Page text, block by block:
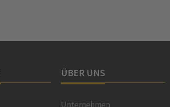
ÜBER UNS
Unternehmen